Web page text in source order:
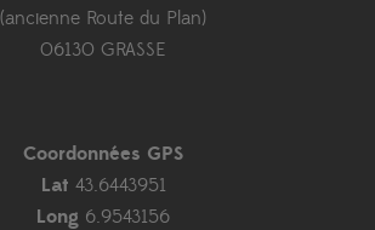
(ancienne Route du Plan)
06130 GRASSE
Coordonnées GPS
Lat 43.6443951
Long 6.9543156